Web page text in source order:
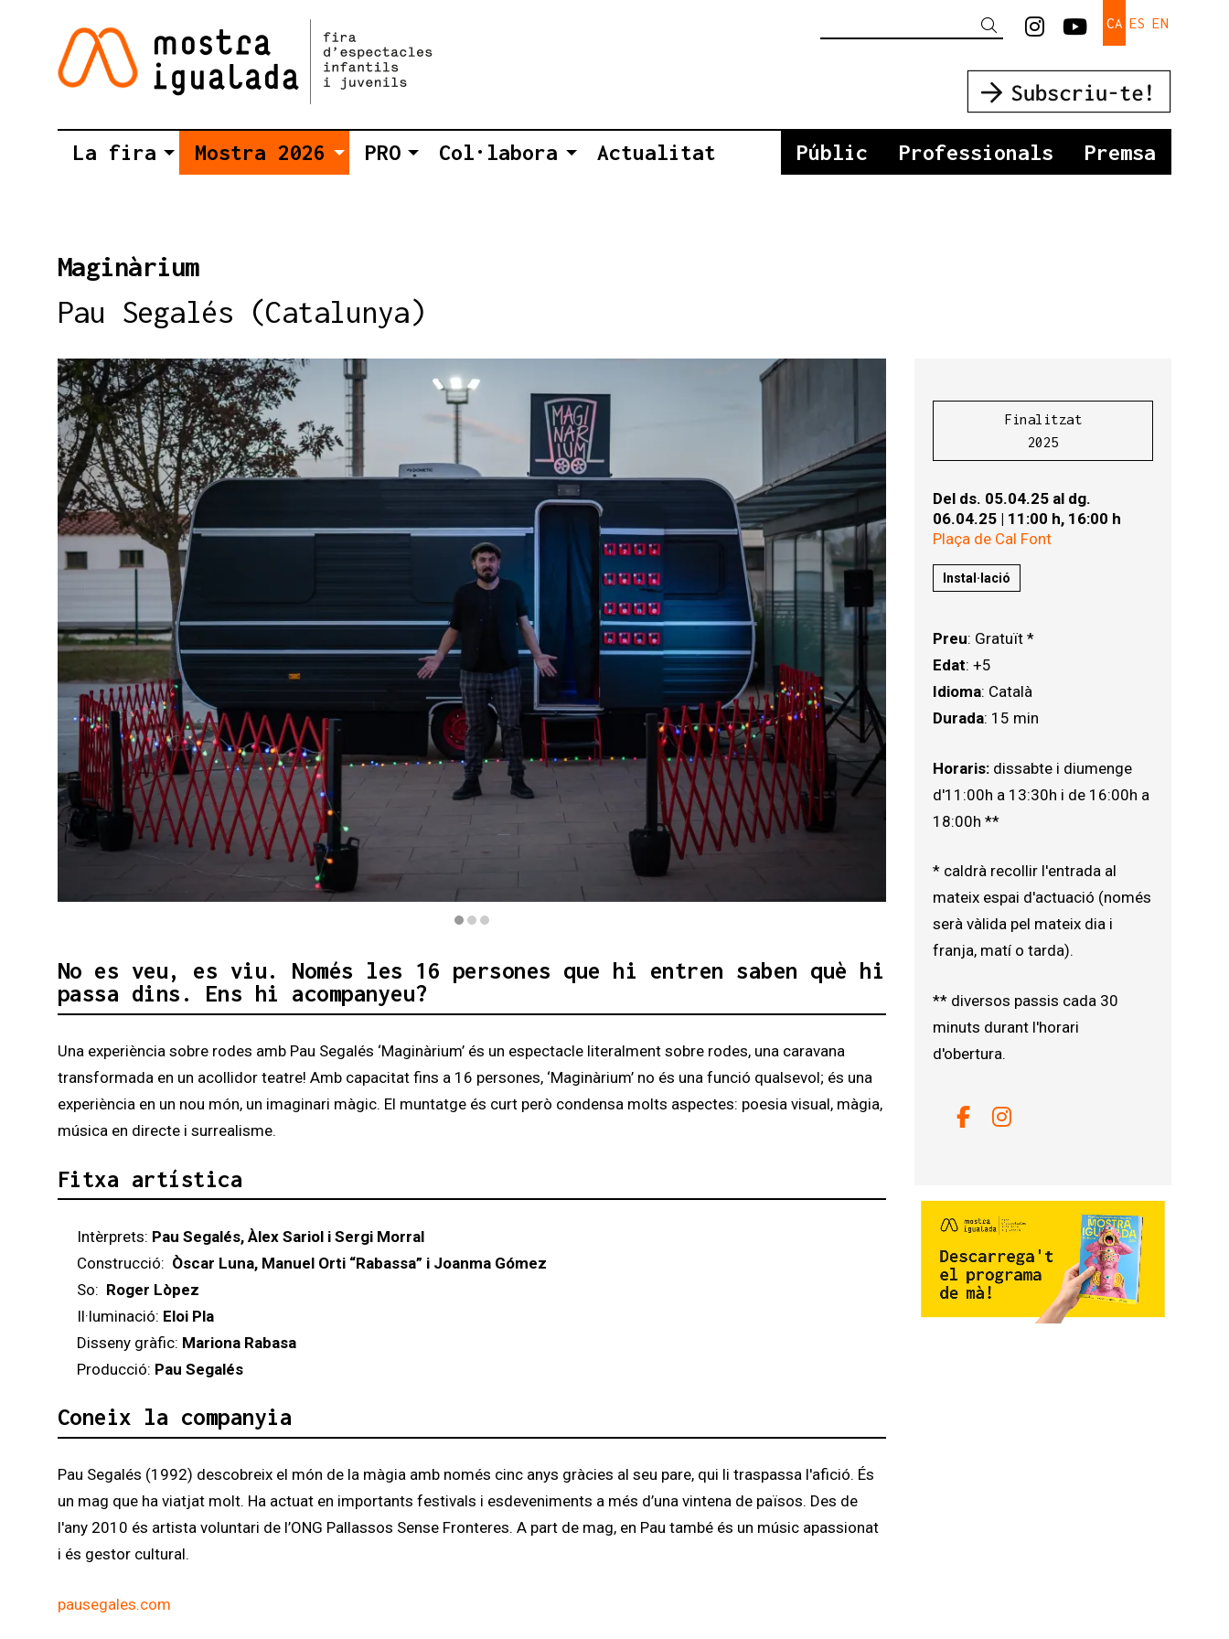
CA ES EN
Link a instagram
Link a
Cercar
La fira Mostra 2026 PRO Col·labora Actualitat Públic Professionals Premsa
Maginàrium
Pau Segalés (Catalunya)
Finalitzat
2025
Del ds. 05.04.25 al dg.
06.04.25 | 11:00 h, 16:00 h
Plaça de Cal Font
Instal·lació
Preu: Gratuït *
Edat: +5
Idioma: Català
Durada: 15 min
Horaris: dissabte i diumenge
d'11:00h a 13:30h i de 16:00h a
18:00h **
* caldrà recollir l'entrada al
mateix espai d'actuació (només
serà vàlida pel mateix dia i
franja, matí o tarda).
** diversos passis cada 30
minuts durant l'horari
d'obertura.
Link a facebook
Link a instagram
No es veu, es viu. Només les 16 persones que hi entren saben què hi
passa dins. Ens hi acompanyeu?
Una experiència sobre rodes amb Pau Segalés ‘Maginàrium’ és un espectacle literalment sobre rodes, una caravana
transformada en un acollidor teatre! Amb capacitat fins a 16 persones, ‘Maginàrium’ no és una funció qualsevol; és una
experiència en un nou món, un imaginari màgic. El muntatge és curt però condensa molts aspectes: poesia visual, màgia,
música en directe i surrealisme.
Fitxa artística
Intèrprets: Pau Segalés, Àlex Sariol i Sergi Morral
Construcció: Òscar Luna, Manuel Orti “Rabassa” i Joanma Gómez
So: Roger Lòpez
Il·luminació: Eloi Pla
Disseny gràfic: Mariona Rabasa
Producció: Pau Segalés
Coneix la companyia
Pau Segalés (1992) descobreix el món de la màgia amb només cinc anys gràcies al seu pare, qui li traspassa l'afició. És
un mag que ha viatjat molt. Ha actuat en importants festivals i esdeveniments a més d’una vintena de països. Des de
l'any 2010 és artista voluntari de l’ONG Pallassos Sense Fronteres. A part de mag, en Pau també és un músic apassionat
i és gestor cultural.
pausegales.com